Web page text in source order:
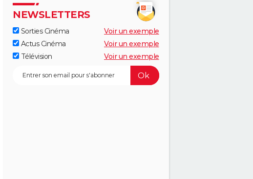
NEWSLETTERS
Sorties Cinéma
Voir un exemple
Actus Cinéma
Voir un exemple
Télévision
Voir un exemple